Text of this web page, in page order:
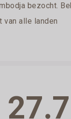
bezocht.
van alle landen
27.7